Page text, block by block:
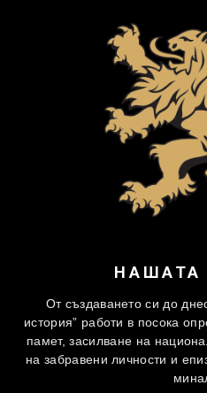
НАШАТА
От създаването си до
история” работи в посока
памет, засилване на
на забравени личности и